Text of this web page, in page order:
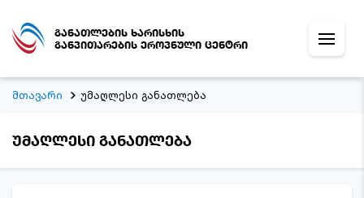
განათლების ხარისხის
განვითარების ეროვნული ცენტრი
მთავარი უმაღლესი განათლება
უმაღლესი განათლება